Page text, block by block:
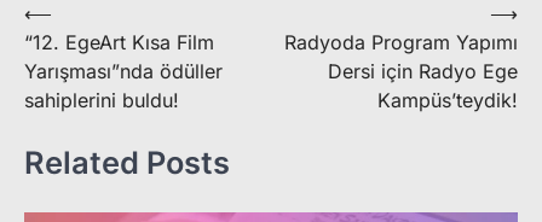
Yazı
gezinmesi
⟵
“12. EgeArt Kısa Film
Yarışması”nda ödüller
sahiplerini buldu!
Radyoda Program Yapımı
Dersi için Radyo Ege
Kampüs’teydik!
⟶
Related Posts